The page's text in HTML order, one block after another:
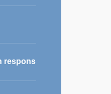
respons